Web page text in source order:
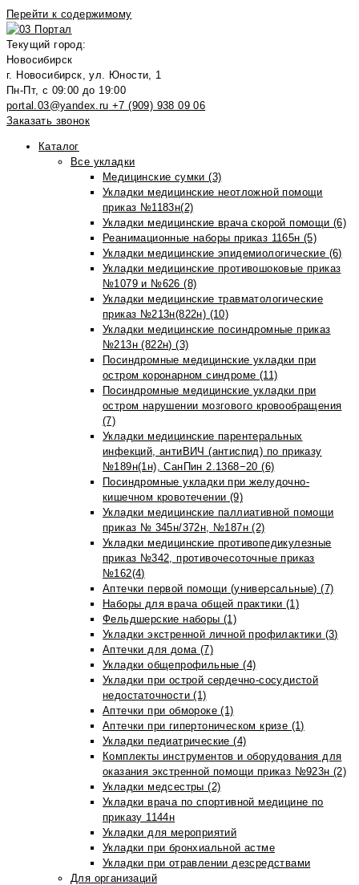
Перейти к содержимому
Текущий город:
Новосибирск
г. Новосибирск, ул. Юности, 1
Пн-Пт, с 09:00 до 19:00
portal.03@yandex.ru +7 (909) 938 09 06
Заказать звонок
Каталог
Все укладки
Медицинские сумки (3)
Укладки медицинские неотложной помощи
приказ №1183н(2)
Укладки медицинские врача скорой помощи (6)
Реанимационные наборы приказ 1165н (5)
Укладки медицинские эпидемиологические (6)
Укладки медицинские противошоковые приказ
№1079 и №626 (8)
Укладки медицинские травматологические
приказ №213н(822н) (10)
Укладки медицинские посиндромные приказ
№213н (822н) (3)
Посиндромные медицинские укладки при
остром коронарном синдроме (11)
Посиндромные медицинские укладки при
остром нарушении мозгового кровообращения
(7)
Укладки медицинские парентеральных
инфекций, антиВИЧ (антиспид) по приказу
№189н(1н), СанПин 2.1368−20 (6)
Посиндромные укладки при желудочно-
кишечном кровотечении (9)
Укладки медицинские паллиативной помощи
приказ № 345н/372н, №187н (2)
Укладки медицинские противопедикулезные
приказ №342, противочесоточные приказ
№162(4)
Аптечки первой помощи (универсальные) (7)
Наборы для врача общей практики (1)
Фельдшерские наборы (1)
Укладки экстренной личной профилактики (3)
Аптечки для дома (7)
Укладки общепрофильные (4)
Укладки при острой сердечно-сосудистой
недостаточности (1)
Аптечки при обмороке (1)
Аптечки при гипертоническом кризе (1)
Укладки педиатрические (4)
Комплекты инструментов и оборудования для
оказания экстренной помощи приказ №923н (2)
Укладки медсестры (2)
Укладки врача по спортивной медицине по
приказу 1144н
Укладки для мероприятий
Укладки при бронхиальной астме
Укладки при отравлении дезсредствами
Для организаций